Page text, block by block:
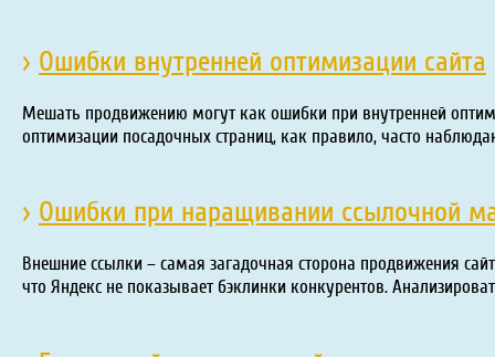
› Ошибки внутренней оптимизации сайта
Мешать продвижению могут как ошибки при внутренней
оптимизации посадочных страниц, как правило, часто
› Ошибки при наращивании ссылочной
Внешние ссылки – самая загадочная сторона продвижения
что Яндекс не показывает бэклинки конкурентов.